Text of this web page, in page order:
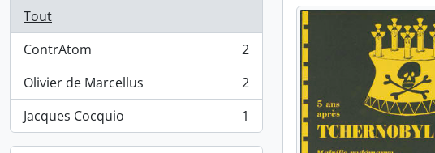
Tout
ContrAtom
, 2 résultats
2
Olivier de Marcellus
, 2 résultats
2
Jacques Cocquio
, 1 résultats 1